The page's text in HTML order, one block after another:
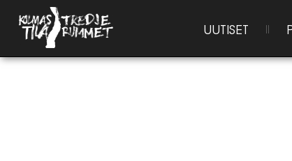
UUTISET